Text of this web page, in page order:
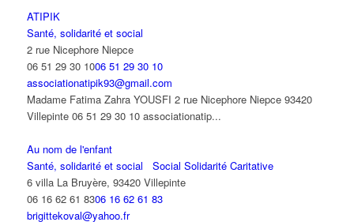
ATIPIK
Santé, solidarité et social
2 rue Nicephore Niepce
06 51 29 30 1006 51 29 30 10
associationatipik93@gmail.com
Madame Fatima Zahra YOUSFI 2 rue Nicephore Niepce 93420
Villepinte 06 51 29 30 10 associationatip...
Au nom de l'enfant
Santé, solidarité et social
Social Solidarité Caritative
6 villa La Bruyère, 93420 Villepinte
06 16 62 61 8306 16 62 61 83
brigittekoval@yahoo.fr